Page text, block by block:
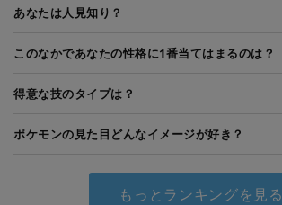
あなたは人見知り？
このなかであなたの性格に1番当てはまるのは？
得意な技のタイプは？
ポケモンの見た目どんなイメージが好き？
もっとランキングを見る